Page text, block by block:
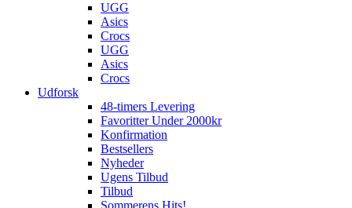
UGG
Asics
Crocs
UGG
Asics
Crocs
Udforsk
48-timers Levering
Favoritter Under 2000kr
Konfirmation
Bestsellers
Nyheder
Ugens Tilbud
Tilbud
Sommerens Hits!